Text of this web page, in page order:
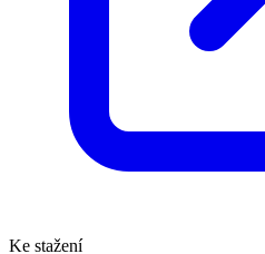
Ke stažení